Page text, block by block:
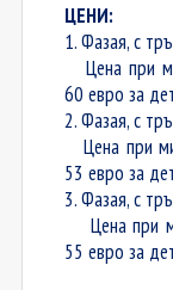
ЦЕНИ:
1. Фазая, с
Цена при
60 евро за
2. Фазая, с
Цена при
53 евро за
3. Фазая, с
Цена при
55 евро за